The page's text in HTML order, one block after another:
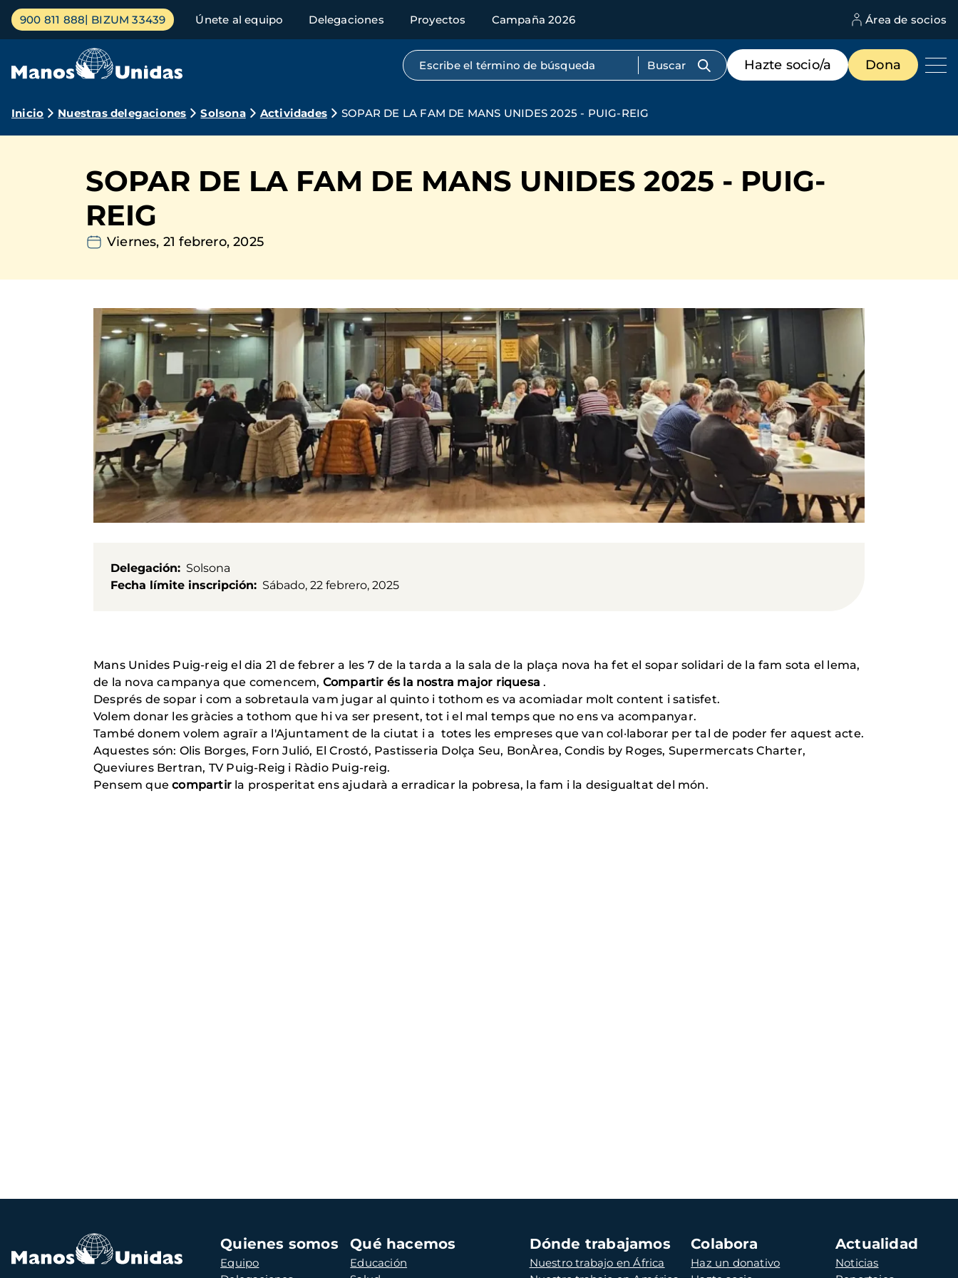
Pasar
contenido
Menú
principal
900 811 888 BIZUM 33439 Únete al equipo Delegaciones Proyectos Campaña 2026 Área de socios
Búsqueda por texto completo
Menú
de
destacados
Hazte socio/a Dona
Ruta
navegación
Inicio Nuestras delegaciones Solsona Actividades SOPAR DE LA FAM DE MANS UNIDES 2025 - PUIG-REIG
SOPAR DE LA FAM DE MANS UNIDES 2025 - PUIG-
REIG
Viernes, 21 febrero, 2025
Delegación
Solsona
Fecha límite inscripción
Sábado, 22 febrero, 2025
Mans Unides Puig-reig el dia 21 de febrer a les 7 de la tarda a la sala de la plaça nova ha fet el sopar solidari de la fam sota el lema,
de la nova campanya que comencem, Compartir és la nostra major riquesa .
Després de sopar i com a sobretaula vam jugar al quinto i tothom es va acomiadar molt content i satisfet.
Volem donar les gràcies a tothom que hi va ser present, tot i el mal temps que no ens va acompanyar.
També donem volem agraïr a l'Ajuntament de la ciutat i a totes les empreses que van col·laborar per tal de poder fer aquest acte.
Aquestes són: Olis Borges, Forn Julió, El Crostó, Pastisseria Dolça Seu, BonÀrea, Condis by Roges, Supermercats Charter,
Queviures Bertran, TV Puig-Reig i Ràdio Puig-reig.
Pensem quecompartir la prosperitat ens ajudarà a erradicar la pobresa, la fam i la desigualtat del món.
Navegación
principal
Quienes somos
Equipo
Qué hacemos
Educación
Dónde trabajamos
Nuestro trabajo en África
Colabora
Haz un donativo
Actualidad
Noticias